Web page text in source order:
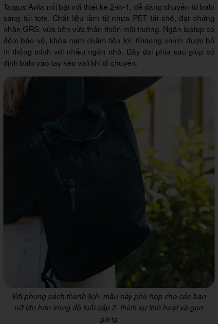
Targus Avila nổi bật với thiết kế 2-in-1, dễ dàng chuyển từ balo
sang túi tote. Chất liệu làm từ nhựa PET tái chế, đạt chứng
nhận GRS, vừa bền vừa thân thiện môi trường. Ngăn laptop có
đệm bảo vệ, khóa nam châm tiện lợi. Khoang chính được bố
trí thông minh với nhiều ngăn nhỏ. Dây đai phía sau giúp cố
định balo vào tay kéo vali khi di chuyển.
Với phong cách thanh lịch, mẫu này phù hợp cho các bạn
nữ lớn hơn trong độ tuổi cấp 2, thích sự linh hoạt và gọn
gàng